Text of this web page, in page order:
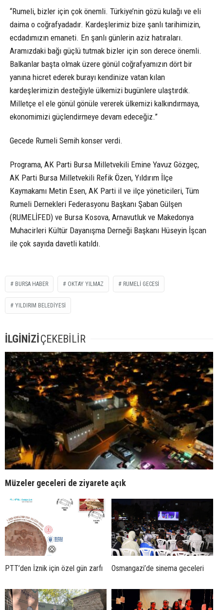
“Rumeli, bizler için çok önemli. Türkiye’nin gözü kulağı ve eli
daima o coğrafyadadır. Kardeşlerimiz bize şanlı tarihimizin,
ecdadımızın emaneti. En şanlı günlerin aziz hatıraları.
Aramızdaki bağı güçlü tutmak bizler için son derece önemli.
Balkanlar başta olmak üzere gönül coğrafyamızın dört bir
yanına hicret ederek burayı kendinize vatan kılan
kardeşlerimizin desteğiyle ülkemizi bugünlere ulaştırdık.
Milletçe el ele gönül gönüle vererek ülkemizi kalkındırmaya,
ekonomimizi güçlendirmeye devam edeceğiz.”
Gecede Rumeli Semih konser verdi.
Programa, AK Parti Bursa Milletvekili Emine Yavuz Gözgeç,
AK Parti Bursa Milletvekili Refik Özen, Yıldırım İlçe
Kaymakamı Metin Esen, AK Parti il ve ilçe yöneticileri, Tüm
Rumeli Dernekleri Federasyonu Başkanı Şaban Gülşen
(RUMELİFED) ve Bursa Kosova, Arnavutluk ve Makedonya
Muhacirleri Kültür Dayanışma Derneği Başkanı Hüseyin İşcan
ile çok sayıda davetli katıldı.
BURSA HABER OKTAY YILMAZ RUMELI GECESI
YILDIRIM BELEDIYESI
İLGİNİZİÇEKEBİLİR
Müzeler geceleri de ziyarete açık
PTT’den İznik için özel gün zarfı Osmangazi’de sinema geceleri